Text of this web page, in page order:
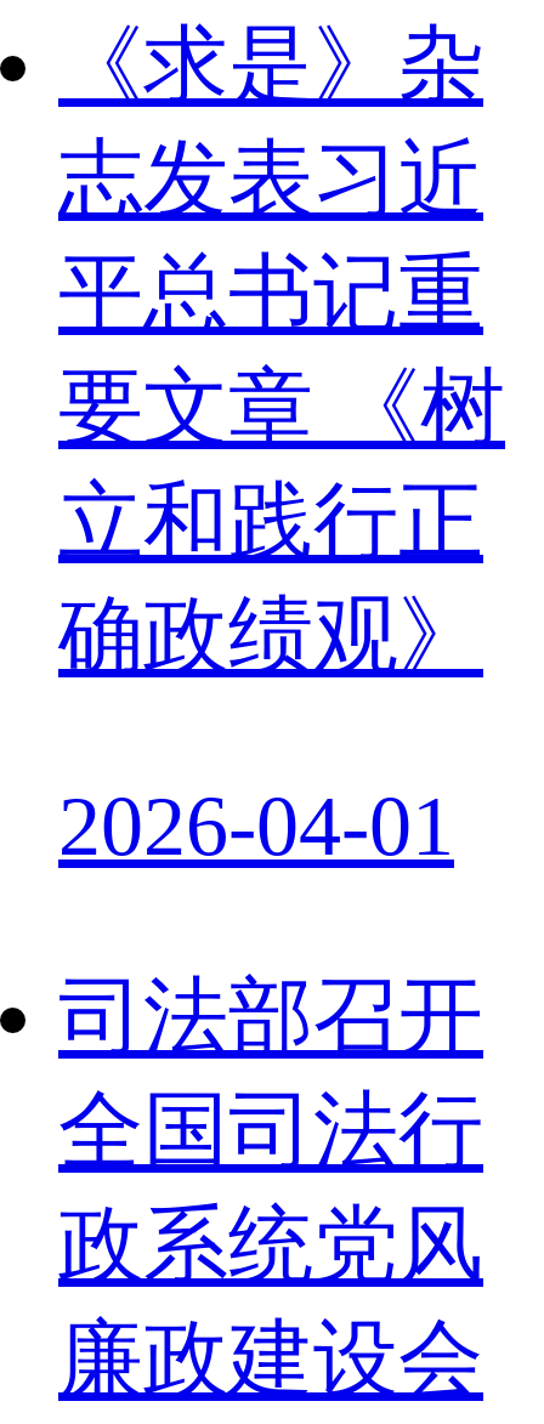
《求是》杂
志发表习近
平总书记重
要文章 《树
立和践行正
确政绩观》
2026-04-01
司法部召开
全国司法行
政系统党风
廉政建设会